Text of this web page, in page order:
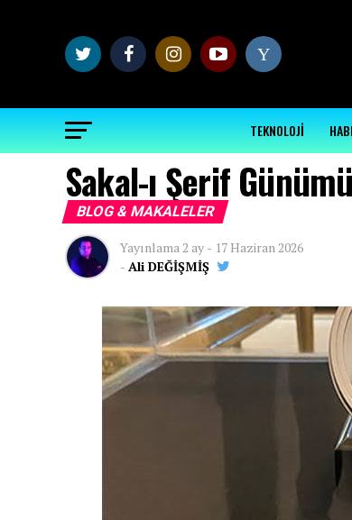
Y
TEKNOLOJİ
Sakal-ı Şerif
BLOG & MAKALELER
Yayınlama2 ay - 17 Haziran 2026
- Ali DEĞİŞMİŞ